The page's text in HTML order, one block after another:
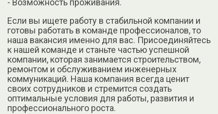
- Возможность проживания.
Если вы ищете работу в стабильной компании и
готовы работать в команде профессионалов, то
наша вакансия именно для вас. Присоединяйтесь
к нашей команде и станьте частью успешной
компании, которая занимается строительством,
ремонтом и обслуживанием инженерных
коммуникаций. Наша компания всегда ценит
своих сотрудников и стремится создать
оптимальные условия для работы, развития и
профессионального роста.